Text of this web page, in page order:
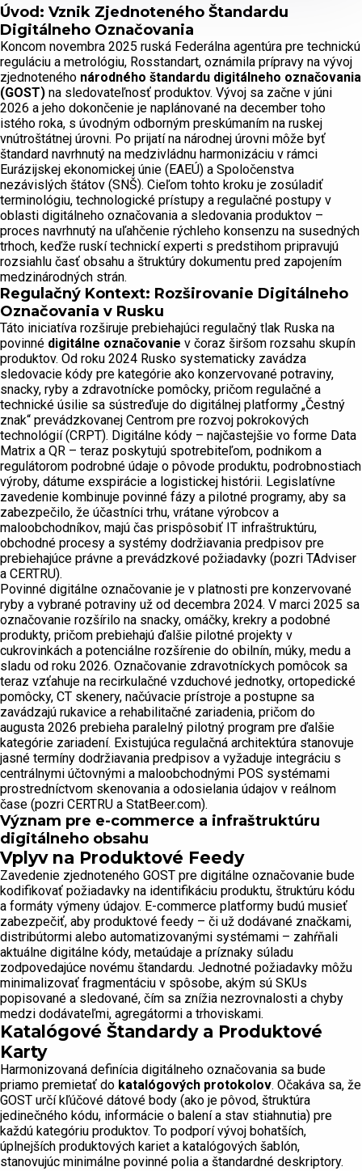
Úvod: Vznik Zjednoteného Štandardu
Digitálneho Označovania
Koncom novembra 2025 ruská Federálna agentúra pre technickú
reguláciu a metrológiu, Rosstandart, oznámila prípravy na vývoj
zjednoteného národného štandardu digitálneho označovania
(GOST) na sledovateľnosť produktov. Vývoj sa začne v júni
2026 a jeho dokončenie je naplánované na december toho
istého roka, s úvodným odborným preskúmaním na ruskej
vnútroštátnej úrovni. Po prijatí na národnej úrovni môže byť
štandard navrhnutý na medzivládnu harmonizáciu v rámci
Eurázijskej ekonomickej únie (EAEÚ) a Spoločenstva
nezávislých štátov (SNŠ). Cieľom tohto kroku je zosúladiť
terminológiu, technologické prístupy a regulačné postupy v
oblasti digitálneho označovania a sledovania produktov –
proces navrhnutý na uľahčenie rýchleho konsenzu na susedných
trhoch, keďže ruskí technickí experti s predstihom pripravujú
rozsiahlu časť obsahu a štruktúry dokumentu pred zapojením
medzinárodných strán.
Regulačný Kontext: Rozširovanie Digitálneho
Označovania v Rusku
Táto iniciatíva rozširuje prebiehajúci regulačný tlak Ruska na
povinné digitálne označovanie v čoraz širšom rozsahu skupín
produktov. Od roku 2024 Rusko systematicky zavádza
sledovacie kódy pre kategórie ako konzervované potraviny,
snacky, ryby a zdravotnícke pomôcky, pričom regulačné a
technické úsilie sa sústreďuje do digitálnej platformy „Čestný
znak“ prevádzkovanej Centrom pre rozvoj pokrokových
technológií (CRPT). Digitálne kódy – najčastejšie vo forme Data
Matrix a QR – teraz poskytujú spotrebiteľom, podnikom a
regulátorom podrobné údaje o pôvode produktu, podrobnostiach
výroby, dátume exspirácie a logistickej histórii. Legislatívne
zavedenie kombinuje povinné fázy a pilotné programy, aby sa
zabezpečilo, že účastníci trhu, vrátane výrobcov a
maloobchodníkov, majú čas prispôsobiť IT infraštruktúru,
obchodné procesy a systémy dodržiavania predpisov pre
prebiehajúce právne a prevádzkové požiadavky (pozri TAdviser
a CERTRU).
Povinné digitálne označovanie je v platnosti pre konzervované
ryby a vybrané potraviny už od decembra 2024. V marci 2025 sa
označovanie rozšírilo na snacky, omáčky, krekry a podobné
produkty, pričom prebiehajú ďalšie pilotné projekty v
cukrovinkách a potenciálne rozšírenie do obilnín, múky, medu a
sladu od roku 2026. Označovanie zdravotníckych pomôcok sa
teraz vzťahuje na recirkulačné vzduchové jednotky, ortopedické
pomôcky, CT skenery, načúvacie prístroje a postupne sa
zavádzajú rukavice a rehabilitačné zariadenia, pričom do
augusta 2026 prebieha paralelný pilotný program pre ďalšie
kategórie zariadení. Existujúca regulačná architektúra stanovuje
jasné termíny dodržiavania predpisov a vyžaduje integráciu s
centrálnymi účtovnými a maloobchodnými POS systémami
prostredníctvom skenovania a odosielania údajov v reálnom
čase (pozri CERTRU a StatBeer.com).
Význam pre e-commerce a infraštruktúru
digitálneho obsahu
Vplyv na Produktové Feedy
Zavedenie zjednoteného GOST pre digitálne označovanie bude
kodifikovať požiadavky na identifikáciu produktu, štruktúru kódu
a formáty výmeny údajov. E-commerce platformy budú musieť
zabezpečiť, aby produktové feedy – či už dodávané značkami,
distribútormi alebo automatizovanými systémami – zahŕňali
aktuálne digitálne kódy, metaúdaje a príznaky súladu
zodpovedajúce novému štandardu. Jednotné požiadavky môžu
minimalizovať fragmentáciu v spôsobe, akým sú SKUs
popisované a sledované, čím sa znížia nezrovnalosti a chyby
medzi dodávateľmi, agregátormi a trhoviskami.
Katalógové Štandardy a Produktové
Karty
Harmonizovaná definícia digitálneho označovania sa bude
priamo premietať do katalógových protokolov. Očakáva sa, že
GOST určí kľúčové dátové body (ako je pôvod, štruktúra
jedinečného kódu, informácie o balení a stav stiahnutia) pre
každú kategóriu produktov. To podporí vývoj bohatších,
úplnejších produktových kariet a katalógových šablón,
stanovujúc minimálne povinné polia a štandardné deskriptory.